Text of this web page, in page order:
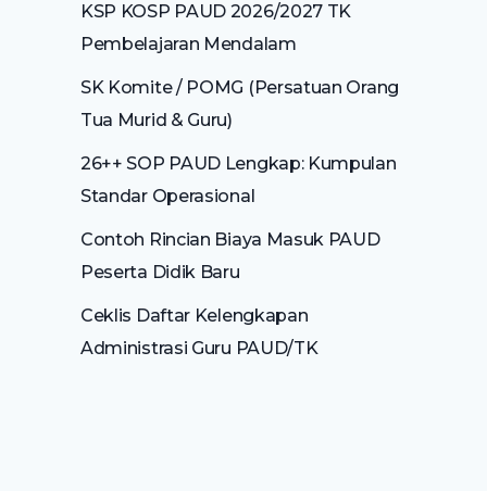
KSP KOSP PAUD 2026/2027 TK
Pembelajaran Mendalam
SK Komite / POMG (Persatuan Orang
Tua Murid & Guru)
26++ SOP PAUD Lengkap: Kumpulan
Standar Operasional
Contoh Rincian Biaya Masuk PAUD
Peserta Didik Baru
Ceklis Daftar Kelengkapan
Administrasi Guru PAUD/TK